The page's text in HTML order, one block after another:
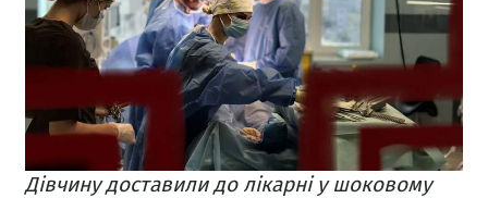
Дівчину доставили до лікарні у шоковому